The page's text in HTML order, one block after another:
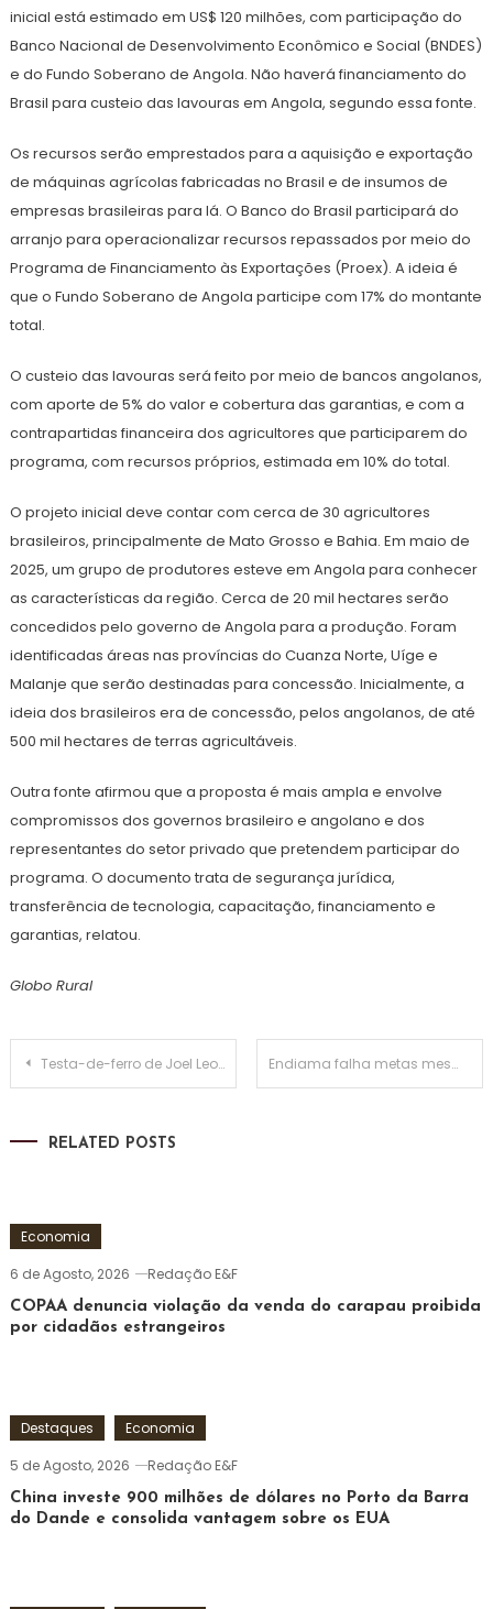
inicial está estimado em US$ 120 milhões, com participação do
Banco Nacional de Desenvolvimento Econômico e Social (BNDES)
e do Fundo Soberano de Angola. Não haverá financiamento do
Brasil para custeio das lavouras em Angola, segundo essa fonte.
Os recursos serão emprestados para a aquisição e exportação
de máquinas agrícolas fabricadas no Brasil e de insumos de
empresas brasileiras para lá. O Banco do Brasil participará do
arranjo para operacionalizar recursos repassados por meio do
Programa de Financiamento às Exportações (Proex). A ideia é
que o Fundo Soberano de Angola participe com 17% do montante
total.
O custeio das lavouras será feito por meio de bancos angolanos,
com aporte de 5% do valor e cobertura das garantias, e com a
contrapartidas financeira dos agricultores que participarem do
programa, com recursos próprios, estimada em 10% do total.
O projeto inicial deve contar com cerca de 30 agricultores
brasileiros, principalmente de Mato Grosso e Bahia. Em maio de
2025, um grupo de produtores esteve em Angola para conhecer
as características da região. Cerca de 20 mil hectares serão
concedidos pelo governo de Angola para a produção. Foram
identificadas áreas nas províncias do Cuanza Norte, Uíge e
Malanje que serão destinadas para concessão. Inicialmente, a
ideia dos brasileiros era de concessão, pelos angolanos, de até
500 mil hectares de terras agricultáveis.
Outra fonte afirmou que a proposta é mais ampla e envolve
compromissos dos governos brasileiro e angolano e dos
representantes do setor privado que pretendem participar do
programa. O documento trata de segurança jurídica,
transferência de tecnologia, capacitação, financiamento e
garantias, relatou.
Globo Rural
Navegação
Testa-de-ferro de Joel Leonardo com bens avaliados em milhares de euros em Lisboa Endiama falha metas mesmo a vender acima da produção anual
RELATED POSTS
Economia
6 de Agosto, 2026
Redação E&F
COPAA denuncia violação da venda do carapau proibida
por cidadãos estrangeiros
Destaques
Economia
5 de Agosto, 2026
Redação E&F
China investe 900 milhões de dólares no Porto da Barra
do Dande e consolida vantagem sobre os EUA